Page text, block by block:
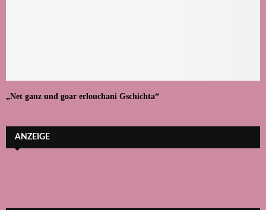
„Net ganz und goar erlouchani Gschichta“
ANZEIGE